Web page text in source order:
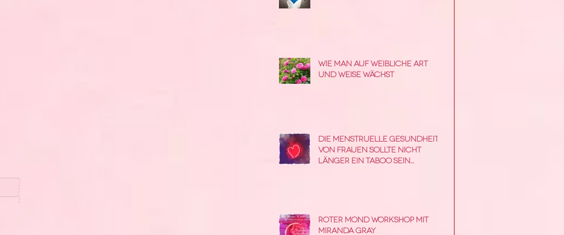
Wie man auf weibliche Art
und Weise wächst
Die menstruelle Gesundheit
von Frauen sollte nicht
länger ein Taboo sein...
Roter Mond Workshop mit
Miranda Gray